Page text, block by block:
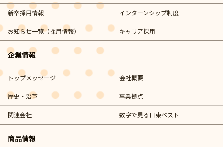
新卒採用情報 インターンシップ制度
お知らせ一覧（採用情報） キャリア採用
企業情報
トップメッセージ 会社概要
歴史・沿革 事業拠点
関連会社 数字で見る日東ベスト
商品情報